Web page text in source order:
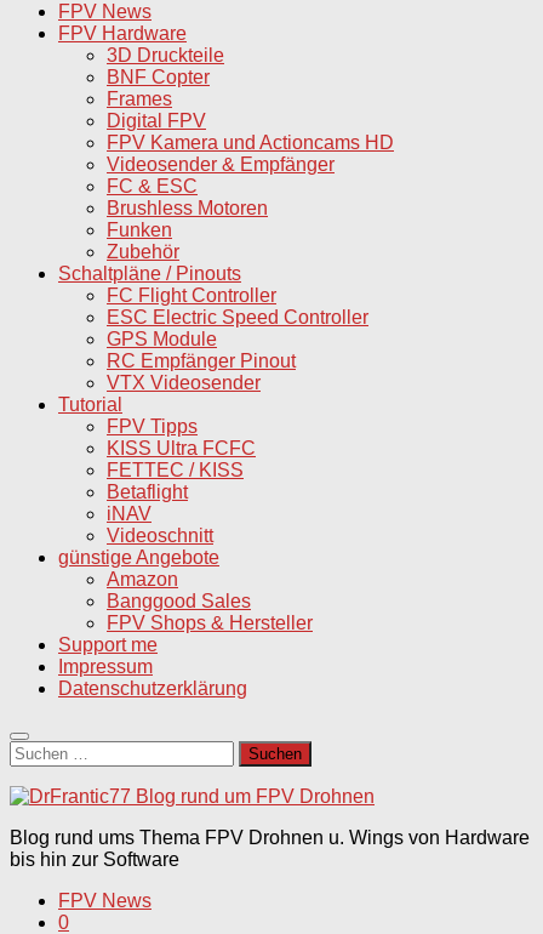
FPV News
FPV Hardware
3D Druckteile
BNF Copter
Frames
Digital FPV
FPV Kamera und Actioncams HD
Videosender & Empfänger
FC & ESC
Brushless Motoren
Funken
Zubehör
Schaltpläne / Pinouts
FC Flight Controller
ESC Electric Speed Controller
GPS Module
RC Empfänger Pinout
VTX Videosender
Tutorial
FPV Tipps
KISS Ultra FCFC
FETTEC / KISS
Betaflight
iNAV
Videoschnitt
günstige Angebote
Amazon
Banggood Sales
FPV Shops & Hersteller
Support me
Impressum
Datenschutzerklärung
Suchen
nach:
Blog rund ums Thema FPV Drohnen u. Wings von Hardware
bis hin zur Software
FPV News
0